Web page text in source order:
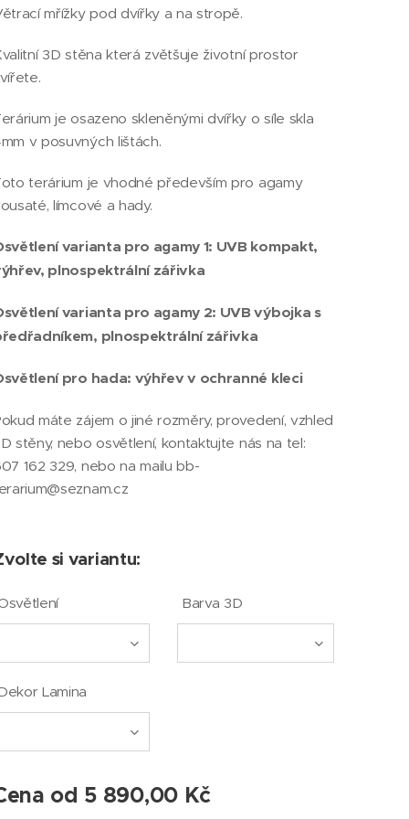
mřížky pod dvířky a na stropě.
3D stěna která zvětšuje životní prostor
je osazeno skleněnými dvířky o síle skla
v posuvných lištách.
terárium je vhodné především pro agamy
límcové a hady.
varianta pro agamy 1: UVB kompakt,
plnospektrální zářivka
varianta pro agamy 2: UVB výbojka s
plnospektrální zářivka
pro hada: výhřev v ochranné kleci
máte zájem o jiné rozměry, provedení, vzhled
stěny, nebo osvětlení, kontaktujte nás na tel:
162 329, nebo na mailu bb-
si variantu:
Barva 3D
Lamina
od 5 890,00Kč